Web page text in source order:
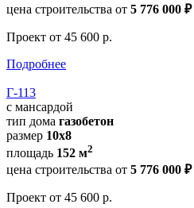
цена строительства от 5 776 000 ₽
Проект от 45 600 р.
Подробнее
Г-113
с мансардой
тип дома газобетон
размер 10x8
площадь 152 м2
цена строительства от 5 776 000 ₽
Проект от 45 600 р.